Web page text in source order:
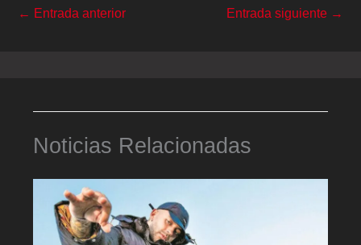
← Entrada anterior Entrada siguiente →
Noticias Relacionadas